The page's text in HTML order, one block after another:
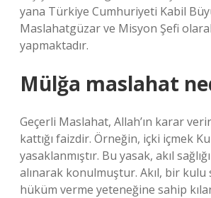
yana Türkiye Cumhuriyeti Kabil
Maslahatgüzar ve Misyon Şefi
yapmaktadır.
Mülğa maslahat
Geçerli Maslahat, Allah’ın karar
kattığı faizdir. Örneğin, içki içmek
yasaklanmıştır. Bu yasak, akıl
alınarak konulmuştur. Akıl, bir kulu
hüküm verme yeteneğine sahip